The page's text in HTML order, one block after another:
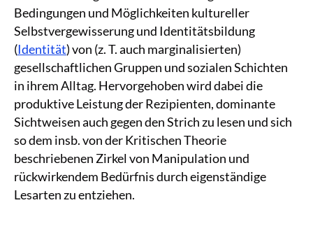
Bedingungen und Möglichkeiten kultureller
Selbstvergewisserung und Identitätsbildung
(Identität) von (z. T. auch marginalisierten)
gesellschaftlichen Gruppen und sozialen Schichten
in ihrem Alltag. Hervorgehoben wird dabei die
produktive Leistung der Rezipienten, dominante
Sichtweisen auch gegen den Strich zu lesen und sich
so dem insb. von der Kritischen Theorie
beschriebenen Zirkel von Manipulation und
rückwirkendem Bedürfnis durch eigenständige
Lesarten zu entziehen.